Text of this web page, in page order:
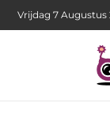
Vrijdag 7 Augustus